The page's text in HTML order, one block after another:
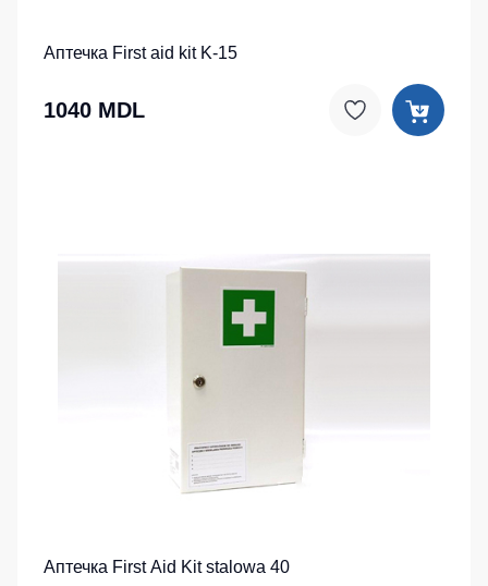
Аптечка First aid kit K-15
1040 MDL
Аптечка First Aid Kit stalowa 40